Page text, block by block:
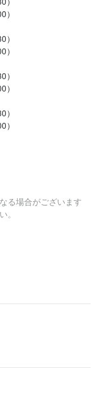
る場合がございます
。
テル 1F
テル 1F